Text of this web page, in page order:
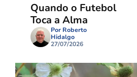
Quando o Futebol
Toca a Alma
Por Roberto
Hidalgo
27/07/2026